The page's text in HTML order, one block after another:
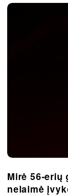
Mirė 56-
nelaimė